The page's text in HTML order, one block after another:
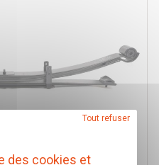
des cookies et
Tout refuser